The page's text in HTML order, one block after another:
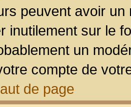
peuvent avoir
inutilement sur le
un
compte de
de page